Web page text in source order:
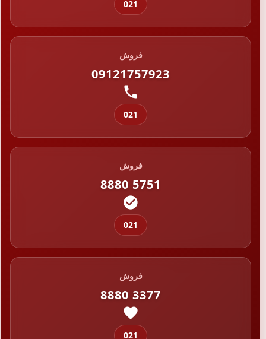
021
فروش
09121757923
021
فروش
8880 5751
021
فروش
8880 3377
021